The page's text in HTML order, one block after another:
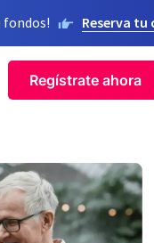
fondos! Reserva tu
Regístrate ahora